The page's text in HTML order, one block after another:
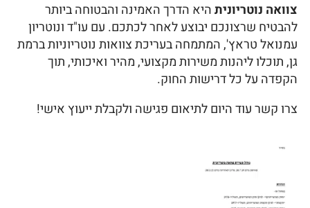
צוואה נוטריוניתהיא הדרך האמינה והבטוחה ביותר
להבטיח שרצונכם יבוצע לאחר לכתכם. עם עו"ד ונוטריון
עמנואל טראץ', המתמחה בעריכת צוואות נוטריוניות ברמת
גן, תוכלו ליהנות משירות מקצועי, מהיר ואיכותי, תוך
הקפדה על כל דרישות החוק.
צרו קשר עוד היום לתיאום פגישה ולקבלת ייעוץ אישי!